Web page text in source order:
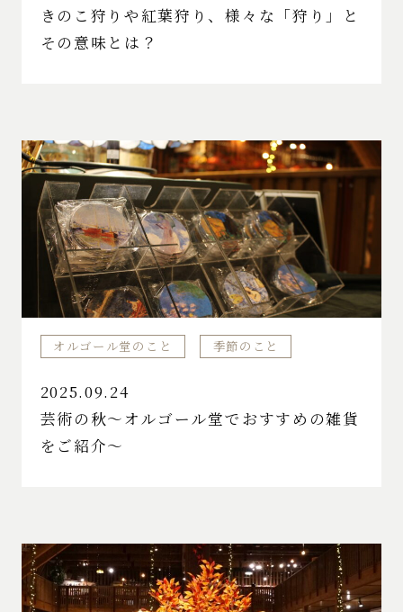
きのこ狩りや紅葉狩り、様々な「狩り」と
その意味とは？
オルゴール堂のこと 季節のこと
2025.09.24
芸術の秋～オルゴール堂でおすすめの雑貨
をご紹介～